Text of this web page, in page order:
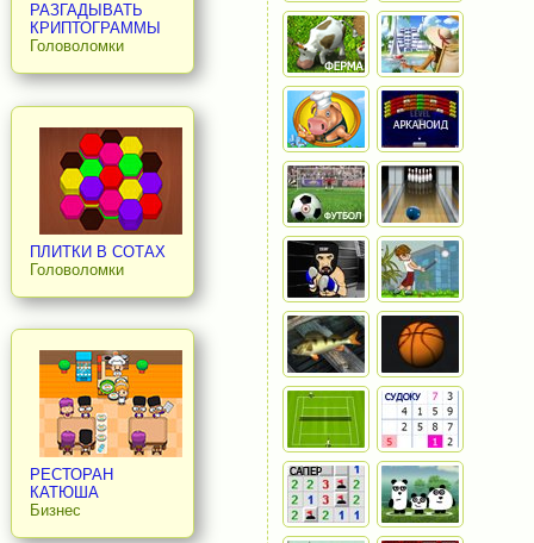
РАЗГАДЫВАТЬ
КРИПТОГРАММЫ
Головоломки
ПЛИТКИ В СОТАХ
Головоломки
РЕСТОРАН
КАТЮША
Бизнес